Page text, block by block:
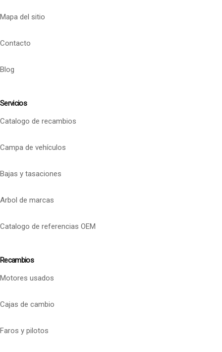
Mapa del sitio
Contacto
Blog
Servicios
Catalogo de recambios
Campa de vehículos
Bajas y tasaciones
Arbol de marcas
Catalogo de referencias OEM
Recambios
Motores usados
Cajas de cambio
Faros y pilotos